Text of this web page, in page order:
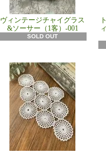
ヴィンテージチャイグラス
&ソーサー（1客）-001
SOLD OUT